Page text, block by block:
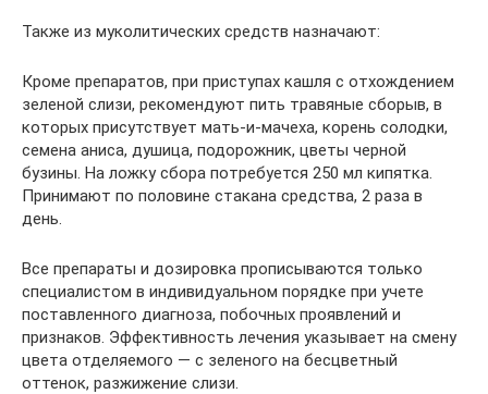
Также из муколитических средств назначают:
Кроме препаратов, при приступах кашля с отхождением
зеленой слизи, рекомендуют пить травяные сборыв, в
которых присутствует мать-и-мачеха, корень солодки,
семена аниса, душица, подорожник, цветы черной
бузины. На ложку сбора потребуется 250 мл кипятка.
Принимают по половине стакана средства, 2 раза в
день.
Все препараты и дозировка прописываются только
специалистом в индивидуальном порядке при учете
поставленного диагноза, побочных проявлений и
признаков. Эффективность лечения указывает на смену
цвета отделяемого — с зеленого на бесцветный
оттенок, разжижение слизи.